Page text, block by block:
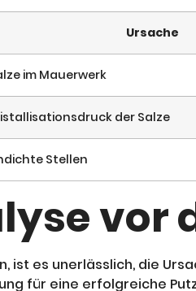
Ursache
im Mauerwerk
der Salze
Stellen
vor
ist es unerlässlich, die
für eine erfolgreiche